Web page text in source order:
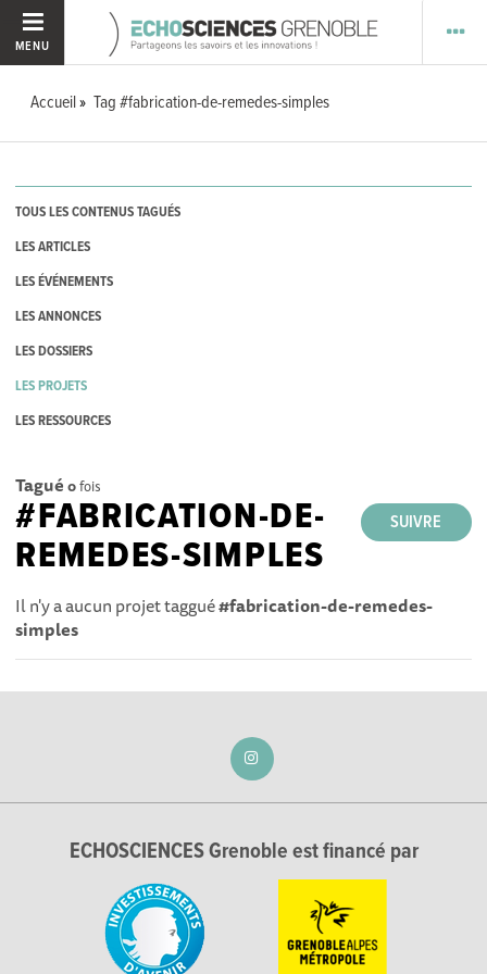
MENU
Accueil Tag #fabrication-de-remedes-simples
TOUS LES CONTENUS TAGUÉS
LES ARTICLES
LES ÉVÉNEMENTS
LES ANNONCES
LES DOSSIERS
LES PROJETS
LES RESSOURCES
Tagué 0fois
SUIVRE
#FABRICATION-DE-
REMEDES-SIMPLES
Il n'y a aucun projet taggué#fabrication-de-remedes-
simples
ECHOSCIENCES Grenoble est financé par